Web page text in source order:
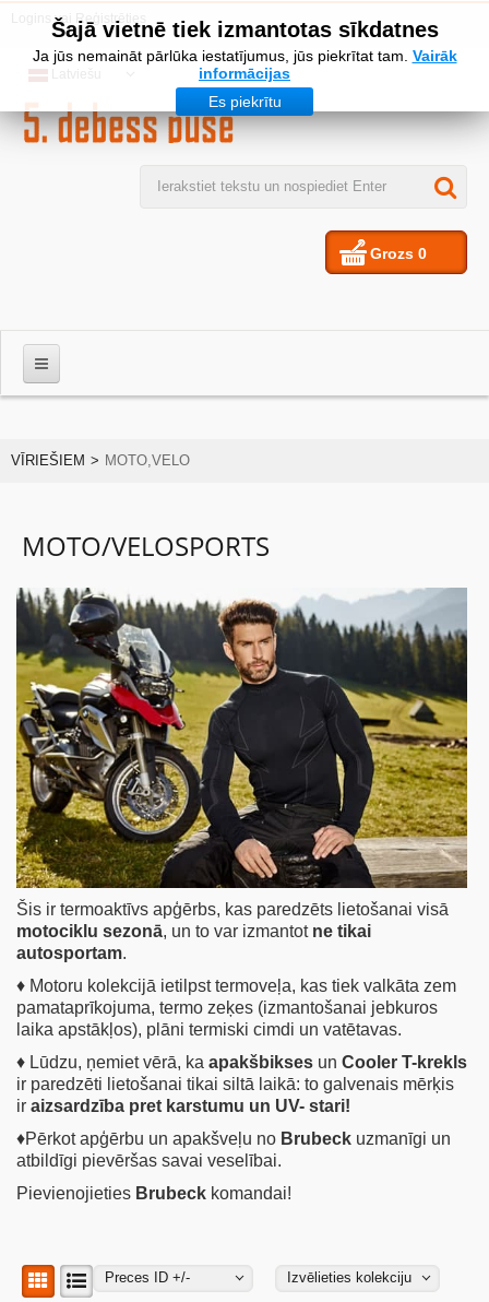
Šajā vietnē tiek izmantotas sīkdatnes
Ja jūs nemaināt pārlūka iestatījumus, jūs piekrītat tam. Vairāk
informācijas
Es piekrītu
vai Reģistrēties
Grozs 0
BĒRNIEM
KOLEKCIJAS
NODERĪGI
AKCIJAS
VĪRIEŠIEM > MOTO,VELO
MOTO/VELOSPORTS
Šis ir termoaktīvs apģērbs, kas paredzēts lietošanai visā
motociklu sezonā, un to var izmantot ne tikai
autosportam.
♦ Motoru kolekcijā ietilpst termoveļa, kas tiek valkāta zem
pamataprīkojuma, termo zeķes (izmantošanai jebkuros
laika apstākļos), plāni termiski cimdi un vatētavas.
♦ Lūdzu, ņemiet vērā, ka apakšbikses un Cooler T-krekls
ir paredzēti lietošanai tikai siltā laikā: to galvenais mērķis
ir aizsardzība pret karstumu un UV- stari!
♦Pērkot apģērbu un apakšveļu no Brubeck uzmanīgi un
atbildīgi pievēršas savai veselībai.
Pievienojieties Brubeck komandai!
Preces ID +/- Izvēlieties kolekciju